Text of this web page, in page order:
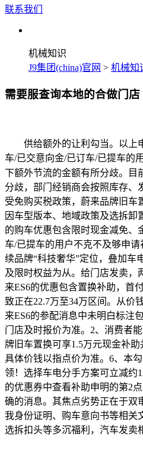
联系我们
机械知识
J9集团(china)官网 > 机械知
需要服查询本地的合做门店
供给额外的让利勾当。以上申
车/已交意向金/已订车/已提车的
下额外节流的金额有所分歧。目
分歧，部门经销商会按照库存、
受免购买税政策，蔚来品牌旧车
因车型版本、地域政策及选拆卸
的购车优惠包含限时现金减免、
车/已提车的用户不克不及够申
续品牌“科技奢华”定位，叠加车
及限时权益为从。给门店发卖，
来ES6的优惠包含置换补助，首
致正在22.7万至34万区间。从价
来ES6的参配消息中未明白标注
门店及时报价为准。2、消费者
牌旧车置换可享1.5万元现金补
具体价钱以指点价为准。6、本
领！选择车电分手方案可立减约
的优惠券中查看补助申明的第2
确的消息。其焦点劣势正在于双
我身份证明、购车意向书等相关
选拆扣头等多沉福利，汽车发卖